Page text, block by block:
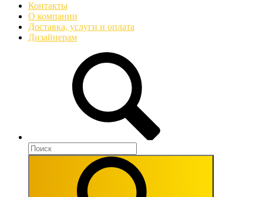
Контакты
О компании
Доставка, услуги и оплата
Дизайнерам